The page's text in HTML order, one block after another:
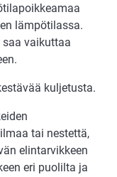
lämpötilassa.
vaikuttaa
kuljetusta.
tai nestettä,
elintarvikkeen
eri puolilta ja